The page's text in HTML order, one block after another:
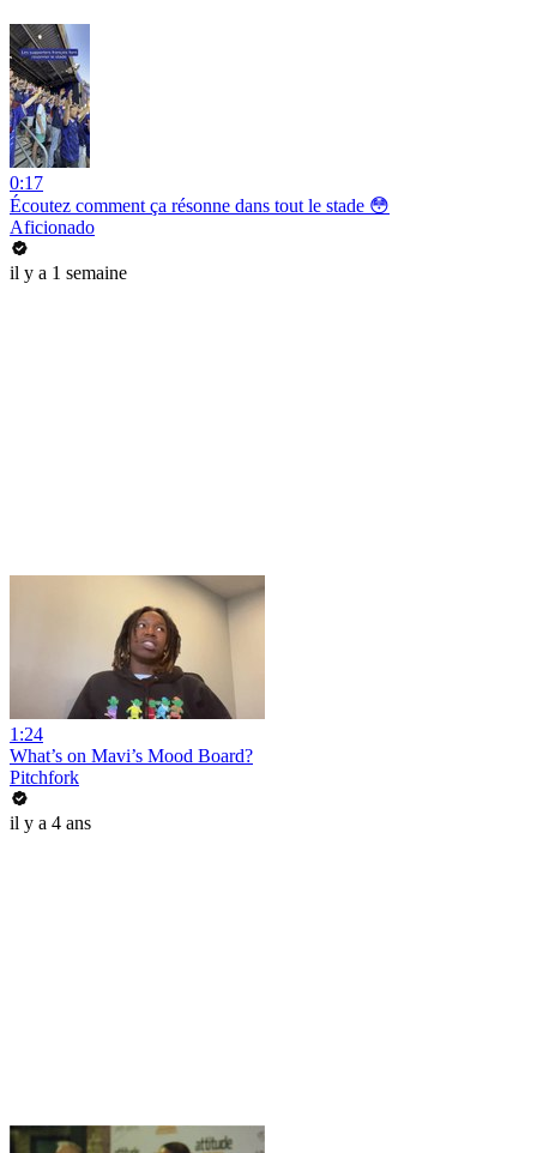
0:17
Écoutez comment ça résonne dans tout le stade 😳
Aficionado
il y a 1 semaine
1:24
What’s on Mavi’s Mood Board?
Pitchfork
il y a 4 ans